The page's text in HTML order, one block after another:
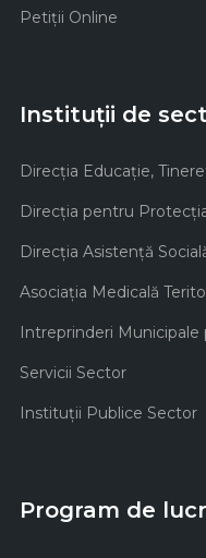
Petiții Online
Instituții de
Direcţia Educaţie,
Direcţia pentru
Direcţia Asistenţă
Asociaţia Medicală
Intreprinderi
Servicii Sector
Instituţii Publice Sector
Program de